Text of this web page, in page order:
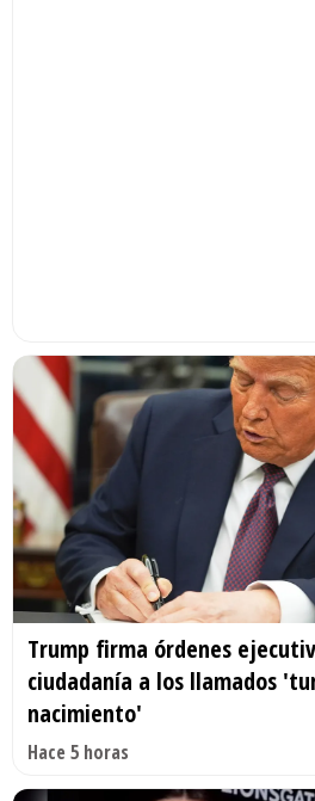
Trump firma órdenes
ciudadanía a los llamados
nacimiento'
Hace 5 horas